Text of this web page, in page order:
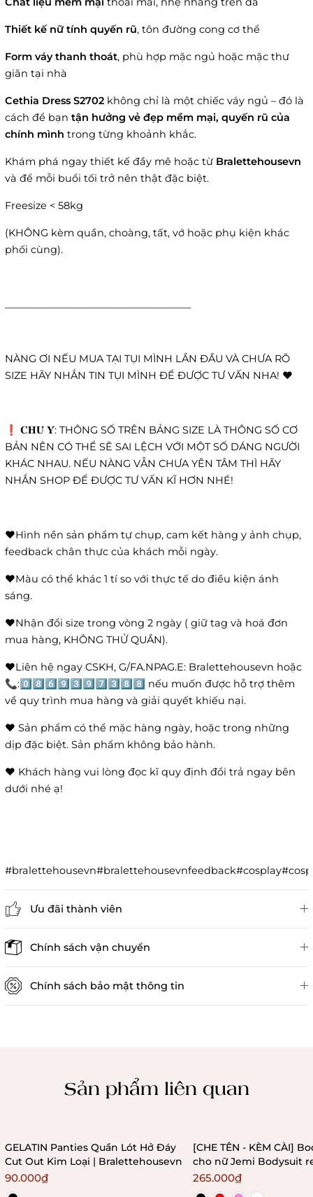
Thiết kế nữ tính quyến rũ, tôn đường cong cơ thể
Form váy thanh thoát, phù hợp mặc ngủ hoặc mặc thư
giãn tại nhà
Cethia Dress S2702 không chỉ là một chiếc váy ngủ – đó là
cách để bạn tận hưởng vẻ đẹp mềm mại, quyến rũ của
chính mình trong từng khoảnh khắc.
Khám phá ngay thiết kế đầy mê hoặc từ Bralettehousevn
và để mỗi buổi tối trở nên thật đặc biệt.
Freesize < 58kg
(KHÔNG kèm quần, choàng, tất, vớ hoặc phụ kiện khác
phối cùng).
NÀNG ƠI NẾU MUA TẠI TỤI MÌNH LẦN ĐẦU VÀ CHƯA RÕ
SIZE HÃY NHẮN TIN TỤI MÌNH ĐỂ ĐƯỢC TƯ VẤN NHA! ❤️
❗️ 𝐂𝐇𝐔́ 𝐘́: THÔNG SỐ TRÊN BẢNG SIZE LÀ THÔNG SỐ CƠ
BẢN NÊN CÓ THỂ SẼ SAI LỆCH VỚI MỘT SỐ DÁNG NGƯỜI
KHÁC NHAU. NẾU NÀNG VẪN CHƯA YÊN TÂM THÌ HÃY
NHẮN SHOP ĐỂ ĐƯỢC TƯ VẤN KĨ HƠN NHÉ!
❤️Hình nền sản phẩm tự chụp, cam kết hàng y ảnh chụp,
feedback chân thực của khách mỗi ngày.
❤️Màu có thể khác 1 tí so với thực tế do điều kiện ánh
sáng.
❤️Nhận đổi size trong vòng 2 ngày ( giữ tag và hoá đơn
mua hàng, KHÔNG THỬ QUẦN).
❤️Liên hệ ngay CSKH, G/FA.NPAG.E: Bralettehousevn hoặc
📞:0️⃣8️⃣6️⃣9️⃣3️⃣9️⃣7️⃣3️⃣8️⃣8️⃣ nếu muốn được hỗ trợ thêm
về quy trình mua hàng và giải quyết khiếu nại.
❤️ Sản phẩm có thể mặc hàng ngày, hoặc trong những
dịp đặc biệt. Sản phẩm không bảo hành.
❤️ Khách hàng vui lòng đọc kĩ quy định đổi trả ngay bên
dưới nhé ạ!
Ưu đãi thành viên
Chính sách vận chuyển
Chính sách bảo mật thông tin
Sản phẩm liên quan
GELATIN Panties Quần Lót Hở Đáy
Cut Out Kim Loại | Bralettehousevn
90.000₫
[CHE TÊN - KÈM CÀI]
cho nữ Jemi Bodysuit
không gọng không
Bralettehousevn
265.000₫